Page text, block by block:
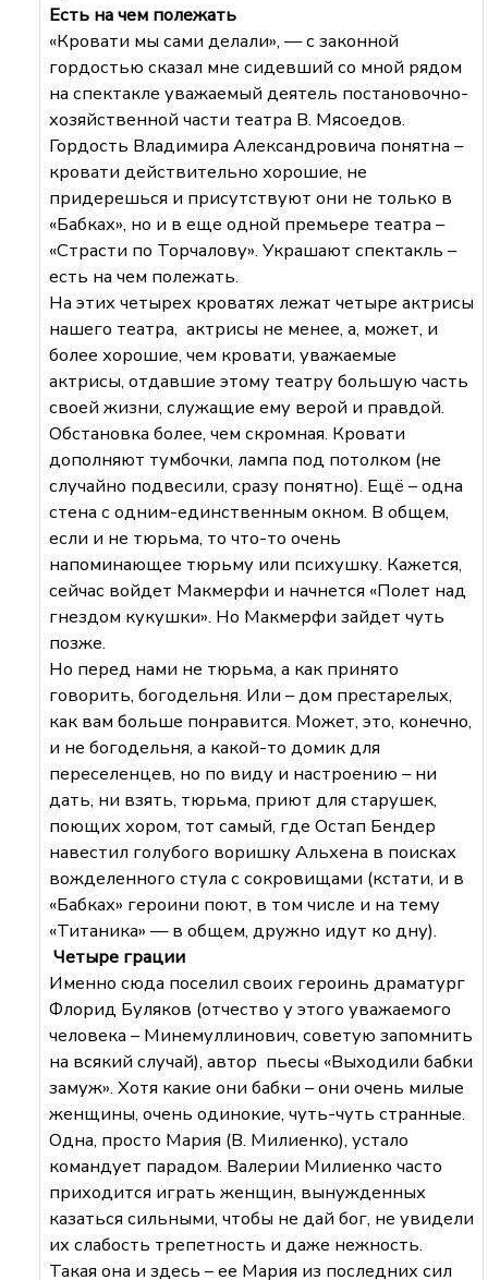
Есть на чем полежать
«Кровати мы сами делали», — с законной
гордостью сказал мне сидевший со мной рядом
на спектакле уважаемый деятель постановочно-
хозяйственной части театра В. Мясоедов.
Гордость Владимира Александровича понятна –
кровати действительно хорошие, не
придерешься и присутствуют они не только в
«Бабках», но и в еще одной премьере театра –
«Страсти по Торчалову». Украшают спектакль –
есть на чем полежать.
На этих четырех кроватях лежат четыре актрисы
нашего театра, актрисы не менее, а, может, и
более хорошие, чем кровати, уважаемые
актрисы, отдавшие этому театру большую часть
своей жизни, служащие ему верой и правдой.
Обстановка более, чем скромная. Кровати
дополняют тумбочки, лампа под потолком (не
случайно подвесили, сразу понятно). Ещё – одна
стена с одним-единственным окном. В общем,
если и не тюрьма, то что-то очень
напоминающее тюрьму или психушку. Кажется,
сейчас войдет Макмерфи и начнется «Полет над
гнездом кукушки». Но Макмерфи зайдет чуть
позже.
Но перед нами не тюрьма, а как принято
говорить, богодельня. Или – дом престарелых,
как вам больше понравится. Может, это, конечно,
и не богодельня, а какой-то домик для
переселенцев, но по виду и настроению – ни
дать, ни взять, тюрьма, приют для старушек,
поющих хором, тот самый, где Остап Бендер
навестил голубого воришку Альхена в поисках
вожделенного стула с сокровищами (кстати, и в
«Бабках» героини поют, в том числе и на тему
«Титаника» — в общем, дружно идут ко дну).
Четыре грации
Именно сюда поселил своих героинь драматург
Флорид Буляков (отчество у этого уважаемого
человека – Минемуллинович, советую запомнить
на всякий случай), автор пьесы «Выходили бабки
замуж». Хотя какие они бабки – они очень милые
женщины, очень одинокие, чуть-чуть странные.
Одна, просто Мария (В. Милиенко), устало
командует парадом. Валерии Милиенко часто
приходится играть женщин, вынужденных
казаться сильными, чтобы не дай бог, не увидели
их слабость трепетность и даже нежность.
Такая она и здесь – ее Мария из последних сил